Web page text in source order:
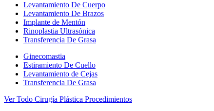
Levantamiento De Cuerpo
Levantamiento De Brazos
Implante de Mentón
Rinoplastia Ultrasónica
Transferencia De Grasa
Ginecomastia
Estiramiento De Cuello
Levantamiento de Cejas
Transferencia De Grasa
Ver Todo Cirugía Plástica Procedimientos